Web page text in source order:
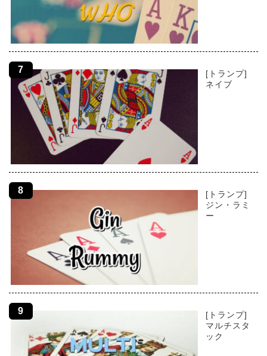
[トランプ]
ネイブ
[トランプ]
ジン・ラミ
ー
[トランプ]
マルチスタ
ック